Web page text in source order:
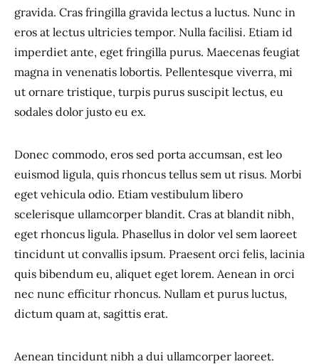
gravida. Cras fringilla gravida lectus a luctus. Nunc in
eros at lectus ultricies tempor. Nulla facilisi. Etiam id
imperdiet ante, eget fringilla purus. Maecenas feugiat
magna in venenatis lobortis. Pellentesque viverra, mi
ut ornare tristique, turpis purus suscipit lectus, eu
sodales dolor justo eu ex.
Donec commodo, eros sed porta accumsan, est leo
euismod ligula, quis rhoncus tellus sem ut risus. Morbi
eget vehicula odio. Etiam vestibulum libero
scelerisque ullamcorper blandit. Cras at blandit nibh,
eget rhoncus ligula. Phasellus in dolor vel sem laoreet
tincidunt ut convallis ipsum. Praesent orci felis, lacinia
quis bibendum eu, aliquet eget lorem. Aenean in orci
nec nunc efficitur rhoncus. Nullam et purus luctus,
dictum quam at, sagittis erat.
Aenean tincidunt nibh a dui ullamcorper laoreet.